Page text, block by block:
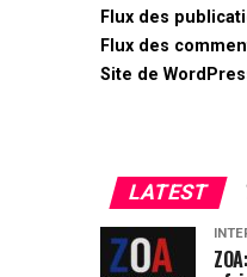
Flux des
Flux des
Site de
LATEST